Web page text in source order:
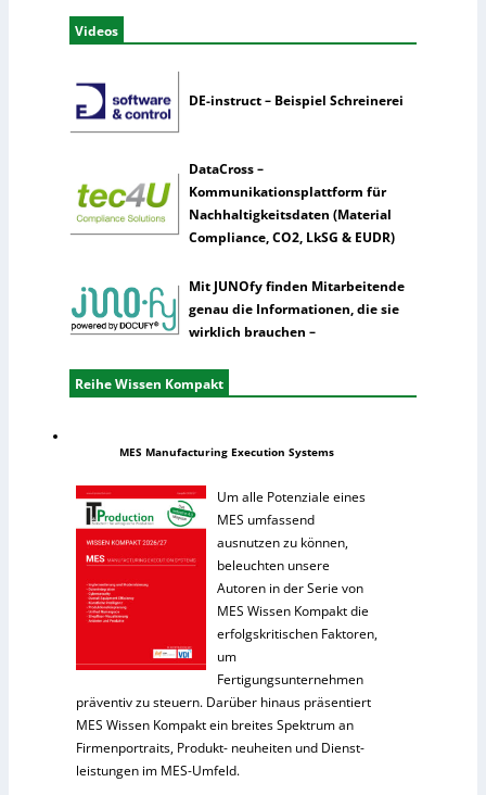
Videos
DE-instruct – Beispiel Schreinerei
DataCross –
Kommunikationsplattform für
Nachhaltigkeitsdaten (Material
Compliance, CO2, LkSG & EUDR)
Mit JUNOfy finden Mitarbeitende
genau die Informationen, die sie
wirklich brauchen –
Reihe Wissen Kompakt
MES Manufacturing Execution Systems
Um alle Potenziale eines
MES umfassend
ausnutzen zu können,
beleuchten unsere
Autoren in der Serie von
MES Wissen Kompakt die
erfolgskritischen Faktoren,
um
Fertigungsunternehmen
präventiv zu steuern. Darüber hinaus präsentiert
MES Wissen Kompakt ein breites Spektrum an
Firmenportraits, Produkt- neuheiten und Dienst-
leistungen im MES-Umfeld.